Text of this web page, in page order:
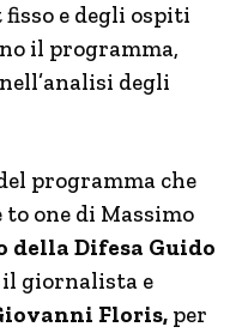
e degli ospiti
il programma,
degli
programma che
one di Massimo
Difesa Guido
giornalista e
Floris, per